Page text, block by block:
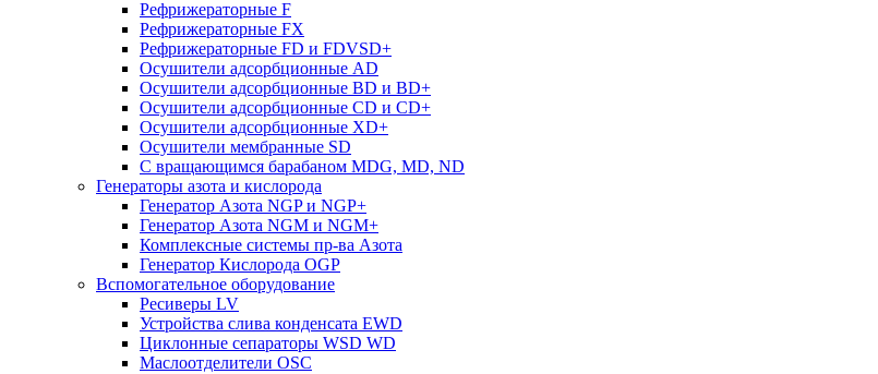
Рефрижераторные F
Рефрижераторные FX
Рефрижераторные FD и FDVSD+
Осушители адсорбционные AD
Осушители адсорбционные BD и BD+
Осушители адсорбционные СD и CD+
Осушители адсорбционные XD+
Осушители мембранные SD
C вращающимся барабаном MDG, MD, ND
Генераторы азота и кислорода
Генератор Азота NGP и NGP+
Генератор Азота NGM и NGM+
Комплексные системы пр-ва Азота
Генератор Кислорода OGP
Вспомогательное оборудование
Ресиверы LV
Устройства слива конденсата EWD
Циклонные сепараторы WSD WD
Маслоотделители OSC